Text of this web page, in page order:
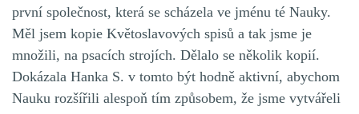
první společnost, která se scházela ve jménu té Nauky.
Měl jsem kopie Květoslavových spisů a tak jsme je
množili, na psacích strojích. Dělalo se několik kopií.
Dokázala Hanka S. v tomto být hodně aktivní, abychom
Nauku rozšířili alespoň tím způsobem, že jsme vytvářeli